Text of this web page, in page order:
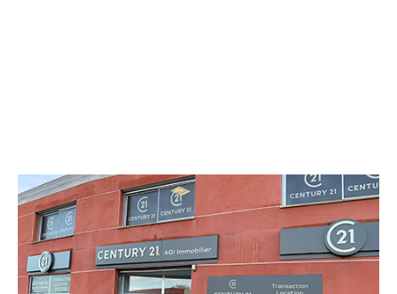
CENTURY 21 AGI Immobilier
Rond-Point de la Paix Route d'Agde
PEZENAS - 34120